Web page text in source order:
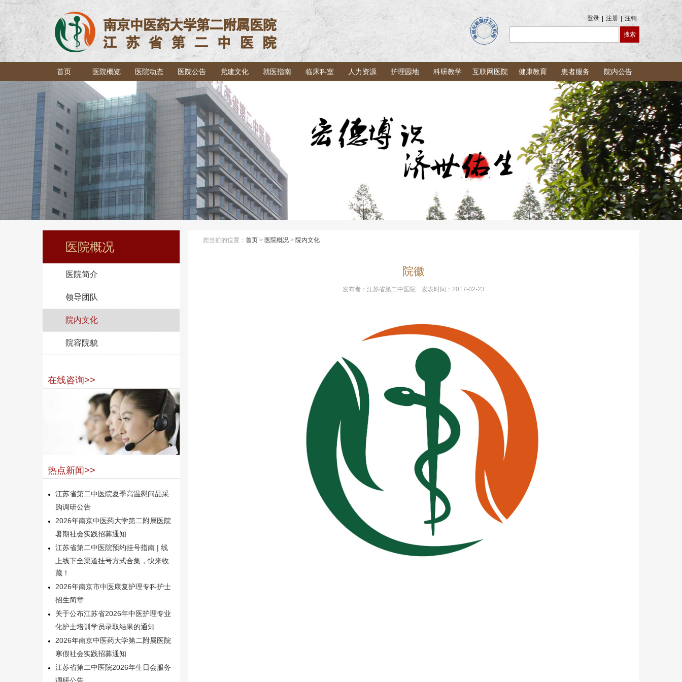
登录 注册 注销
首页 医院概览 医院动态 医院公告 党建文化 就医指南 临床科室 人力资源 护理园地 科研教学 互联网医院 健康教育 患者服务 院内公告
医院概况
医院简介
领导团队
院内文化
院容院貌
在线咨询>>
热点新闻>>
江苏省第二中医院夏季高温慰问品采
购调研公告
2026年南京中医药大学第二附属医院
暑期社会实践招募通知
江苏省第二中医院预约挂号指南 | 线
上线下全渠道挂号方式合集，快来收
藏！
2026年南京市中医康复护理专科护士
招生简章
关于公布江苏省2026年中医护理专业
化护士培训学员录取结果的通知
2026年南京中医药大学第二附属医院
寒假社会实践招募通知
江苏省第二中医院2026年生日会服务
调研公告
您当前的位置： 首页 > 医院概况 > 院内文化
院徽
发布者： 江苏省第二中医院 发表时间： 2017-02-23